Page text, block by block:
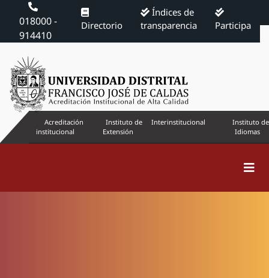
018000 -
914410
Directorio
Índices de
transparencia
Participa
Acreditación
institucional
Instituto de
Extensión
Interinstitucional
Instituto de
Idiomas